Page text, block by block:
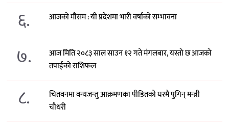
६. आजको मौसम : यी प्रदेशमा भारी वर्षाको सम्भावना
७.
आज मिति २०८३ साल साउन १२ गते मंगलबार, यस्तो छ आजको
तपाईको राशिफल
८.
चितवनमा वन्यजन्तु आक्रमणका पीडितको घरमै पुगिन् मन्त्री
चौधरी